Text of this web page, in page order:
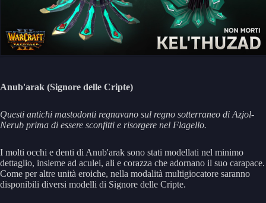
Anub'arak (Signore delle Cripte)
Questi antichi mastodonti regnavano sul regno sotterraneo di Azjol-
Nerub prima di essere sconfitti e risorgere nel Flagello.
I molti occhi e denti di Anub'arak sono stati modellati nel minimo
dettaglio, insieme ad aculei, ali e corazza che adornano il suo carapace.
Come per altre unità eroiche, nella modalità multigiocatore saranno
disponibili diversi modelli di Signore delle Cripte.